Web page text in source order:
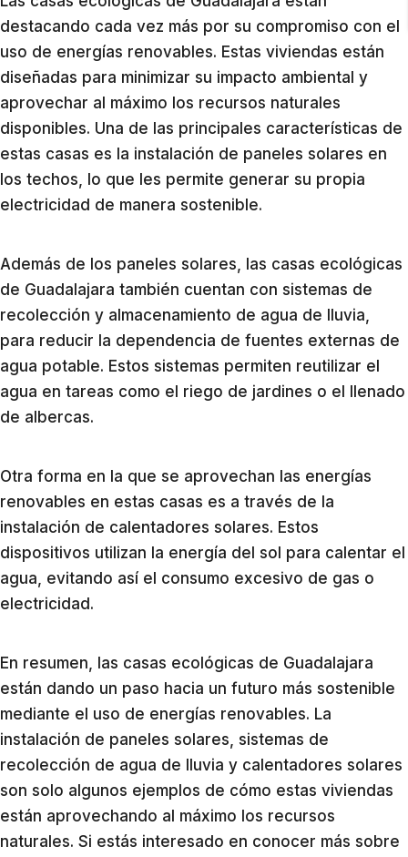
destacando cada vez más por su compromiso con el
uso de energías renovables. Estas viviendas están
diseñadas para minimizar su impacto ambiental y
aprovechar al máximo los recursos naturales
disponibles. Una de las principales características de
estas casas es la instalación de paneles solares en
los techos, lo que les permite generar su propia
electricidad de manera sostenible.
Además de los paneles solares, las casas ecológicas
de Guadalajara también cuentan con sistemas de
recolección y almacenamiento de agua de lluvia,
para reducir la dependencia de fuentes externas de
agua potable. Estos sistemas permiten reutilizar el
agua en tareas como el riego de jardines o el llenado
de albercas.
Otra forma en la que se aprovechan las energías
renovables en estas casas es a través de la
instalación de calentadores solares. Estos
dispositivos utilizan la energía del sol para calentar el
agua, evitando así el consumo excesivo de gas o
electricidad.
En resumen, las casas ecológicas de Guadalajara
están dando un paso hacia un futuro más sostenible
mediante el uso de energías renovables. La
instalación de paneles solares, sistemas de
recolección de agua de lluvia y calentadores solares
son solo algunos ejemplos de cómo estas viviendas
están aprovechando al máximo los recursos
naturales. Si estás interesado en conocer más sobre